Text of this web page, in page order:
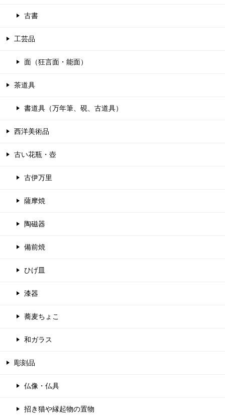
古書
工芸品
面（狂言面・能面）
茶道具
書道具（万年筆、硯、古道具）
西洋美術品
古い花瓶・壺
古伊万里
薩摩焼
陶磁器
備前焼
ひげ皿
漆器
蕎麦ちょこ
和ガラス
彫刻品
仏像・仏具
招き猫や縁起物の置物